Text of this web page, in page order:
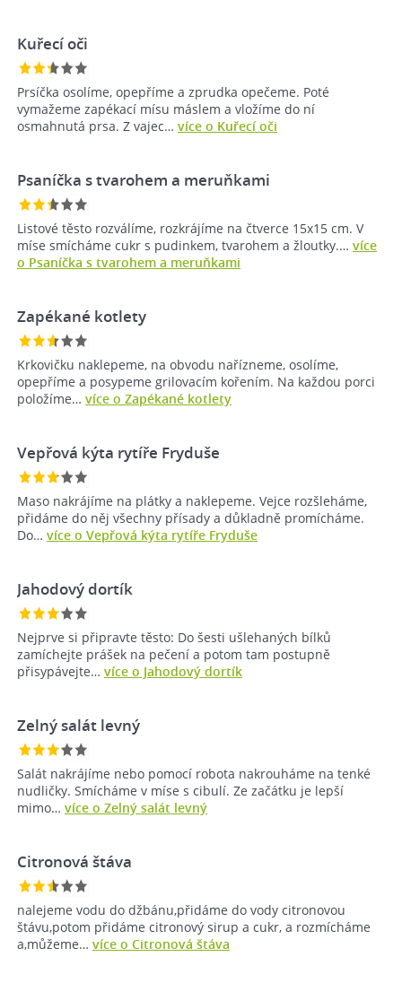
Kuřecí oči
Prsíčka osolíme, opepříme a zprudka opečeme. Poté
vymažeme zapékací mísu máslem a vložíme do ní
osmahnutá prsa. Z vajec… více o Kuřecí oči
Psaníčka s tvarohem a meruňkami
Listové těsto rozválíme, rozkrájíme na čtverce 15x15 cm. V
míse smícháme cukr s pudinkem, tvarohem a žloutky.… více
o Psaníčka s tvarohem a meruňkami
Zapékané kotlety
Krkovičku naklepeme, na obvodu nařízneme, osolíme,
opepříme a posypeme grilovacím kořením. Na každou porci
položíme… více o Zapékané kotlety
Vepřová kýta rytíře Fryduše
Maso nakrájíme na plátky a naklepeme. Vejce rozšleháme,
přidáme do něj všechny přísady a důkladně promícháme.
Do… více o Vepřová kýta rytíře Fryduše
Jahodový dortík
Nejprve si připravte těsto: Do šesti ušlehaných bílků
zamíchejte prášek na pečení a potom tam postupně
přisypávejte… více o Jahodový dortík
Zelný salát levný
Salát nakrájíme nebo pomocí robota nakrouháme na tenké
nudličky. Smícháme v míse s cibulí. Ze začátku je lepší
mimo… více o Zelný salát levný
Citronová štáva
nalejeme vodu do džbánu,přidáme do vody citronovou
štávu,potom přidáme citronový sirup a cukr, a rozmícháme
a,můžeme… více o Citronová štáva